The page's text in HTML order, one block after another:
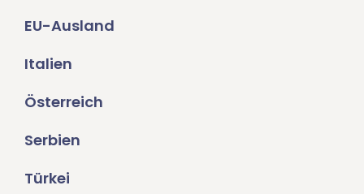
EU-Ausland
Italien
Österreich
Serbien
Türkei